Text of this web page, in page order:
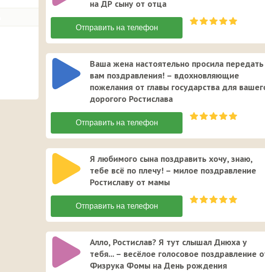
на ДР сыну от отца
Ваша жена настоятельно просила передать
вам поздравления! – вдохновляющие
пожелания от главы государства для
дорогого Ростислава
Я любимого сына поздравить хочу, знаю,
тебе всё по плечу! – милое поздравление
Ростиславу от мамы
Алло, Ростислав? Я тут слышал Днюха у
тебя... – весёлое голосовое поздравление
Физрука Фомы на День рождения